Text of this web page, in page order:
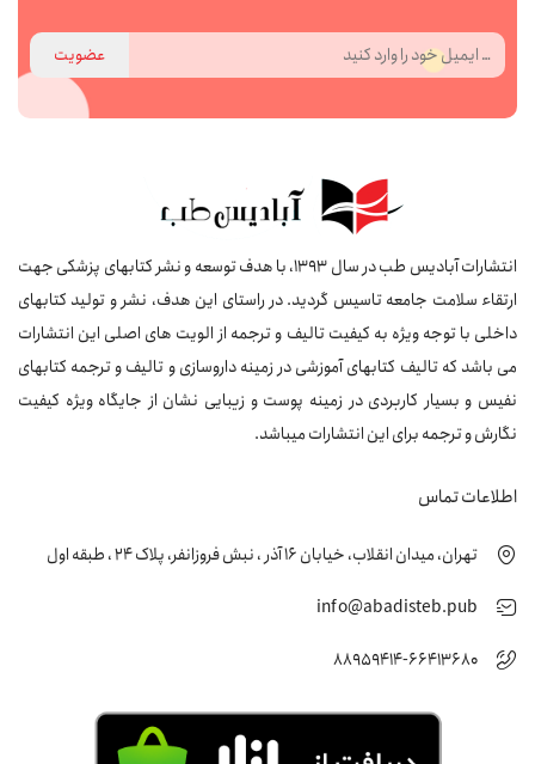
عضویت
انتشارات آبادیس طب در سال 1393، با هدف توسعه و نشر کتابهای پزشکی جهت
ارتقاء سلامت جامعه تاسیس گردید. در راستای این هدف، نشر و تولید کتابهای
داخلی با توجه ویژه به کیفیت تالیف و ترجمه از الویت های اصلی این انتشارات
می باشد که تالیف کتابهای آموزشی در زمینه داروسازی و تالیف و ترجمه کتابهای
نفیس و بسیار کاربردی در زمینه پوست و زیبایی نشان از جایگاه ویژه کیفیت
نگارش و ترجمه برای این انتشارات میباشد.
اطلاعات تماس
تهران، میدان انقلاب، خیابان 16 آذر ، نبش فروزانفر، پلاک 24 ، طبقه اول
info@abadisteb.pub
88959414-66413680